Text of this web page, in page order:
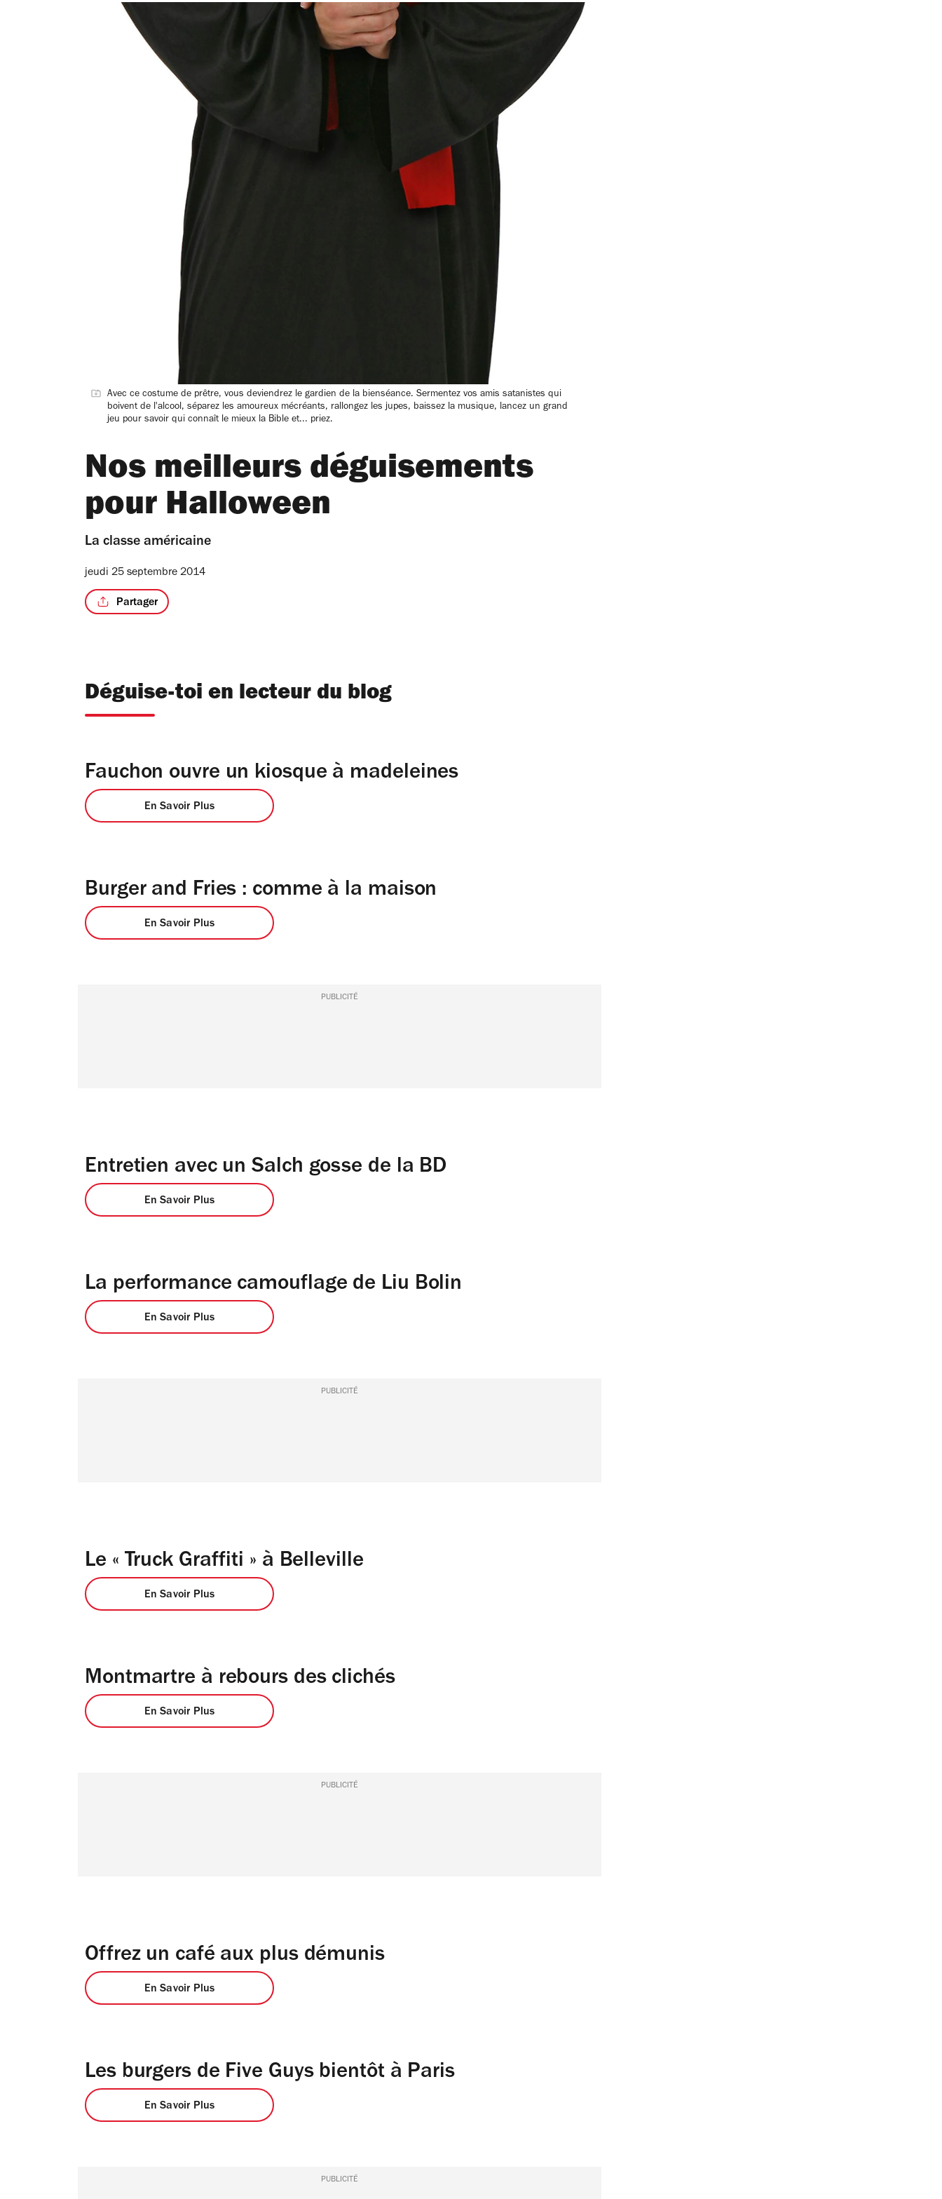
Avec ce costume de prêtre, vous deviendrez le gardien de la bienséance. Sermentez vos amis satanistes qui
boivent de l'alcool, séparez les amoureux mécréants, rallongez les jupes, baissez la musique, lancez un grand
jeu pour savoir qui connaît le mieux la Bible et... priez.
Nos meilleurs déguisements
pour Halloween
La classe américaine
jeudi 25 septembre 2014
Partager
Déguise-toi en lecteur du blog
Fauchon ouvre un kiosque à madeleines
En Savoir Plus
Burger and Fries : comme à la maison
En Savoir Plus
PUBLICITÉ
Entretien avec un Salch gosse de la BD
En Savoir Plus
La performance camouflage de Liu Bolin
En Savoir Plus
PUBLICITÉ
Le « Truck Graffiti » à Belleville
En Savoir Plus
Montmartre à rebours des clichés
En Savoir Plus
PUBLICITÉ
Offrez un café aux plus démunis
En Savoir Plus
Les burgers de Five Guys bientôt à Paris
En Savoir Plus
PUBLICITÉ